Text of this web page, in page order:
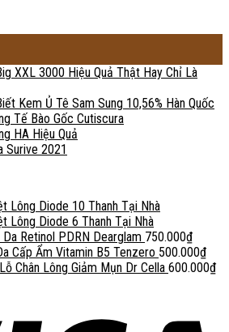
XXL 3000 Hiệu Quả Thật Hay Chỉ Là
Kem Ủ Tê Sam Sung 10,56% Hàn Quốc
Tế Bào Gốc Cutiscura
HA Hiệu Quả
Surive 2021
Lông Diode 10 Thanh Tại Nhà
Lông Diode 6 Thanh Tại Nhà
Retinol PDRN Dearglam 750.000₫
Cấp Ẩm Vitamin B5 Tenzero 500.000₫
Chân Lông Giảm Mụn Dr Cella 600.000₫